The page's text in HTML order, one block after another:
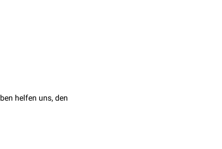
helfen uns, den